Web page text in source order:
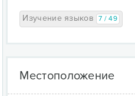
Изучение языков 7 / 49
Местоположение